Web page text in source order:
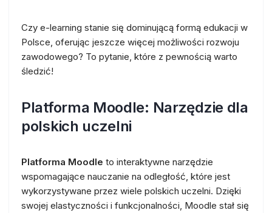
Czy e-learning stanie się dominującą formą edukacji w
Polsce, oferując jeszcze więcej możliwości rozwoju
zawodowego? To pytanie, które z pewnością warto
śledzić!
Platforma Moodle: Narzędzie dla
polskich uczelni
Platforma Moodle to interaktywne narzędzie
wspomagające nauczanie na odległość, które jest
wykorzystywane przez wiele polskich uczelni. Dzięki
swojej elastyczności i funkcjonalności, Moodle stał się